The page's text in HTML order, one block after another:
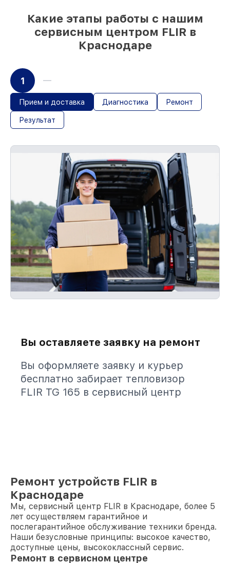
Какие этапы работы с нашим
сервисным центром FLIR в
Краснодаре
1
Прием и доставка Диагностика Ремонт
Результат
Вы оставляете заявку на ремонт
Вы оформляете заявку и курьер
бесплатно забирает тепловизор
FLIR TG 165 в сервисный центр
Ремонт устройств FLIR в
Краснодаре
Мы, сервисный центр FLIR в Краснодаре, более 5
лет осуществляем гарантийное и
послегарантийное обслуживание техники бренда.
Наши безусловные принципы: высокое качество,
доступные цены, высококлассный сервис.
Ремонт в сервисном центре